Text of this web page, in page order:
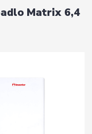
Matrix 6,4